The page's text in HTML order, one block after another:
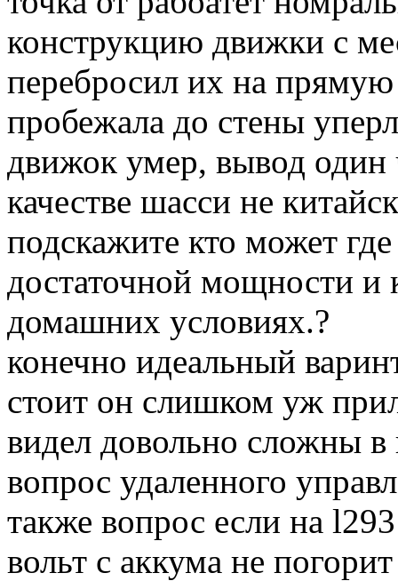
конструкцию движки с
перебросил их на
пробежала до стены
движок умер, вывод один
качестве шасси не
подскажите кто может
достаточной мощности и
домашних условиях.?
конечно идеальный
стоит он слишком уж
видел довольно сложны в
вопрос удаленного
также вопрос если на
вольт с аккума не